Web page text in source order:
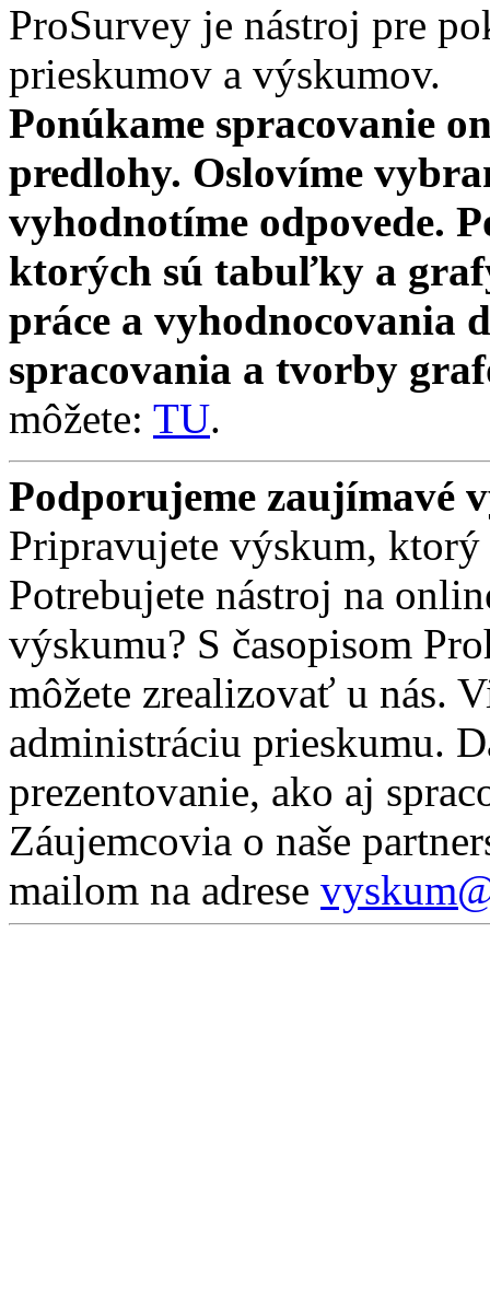
ProSurvey je nástroj pre
prieskumov a výskumov.
Ponúkame spracovanie
predlohy. Oslovíme
vyhodnotíme odpovede.
ktorých sú tabuľky a
práce a vyhodnocovania
spracovania a tvorby
môžete: TU.
Podporujeme zaujímavé
Pripravujete výskum,
Potrebujete nástroj na
výskumu? S časopisom
môžete zrealizovať u nás.
administráciu prieskumu.
prezentovanie, ako aj
Záujemcovia o naše
mailom na adrese